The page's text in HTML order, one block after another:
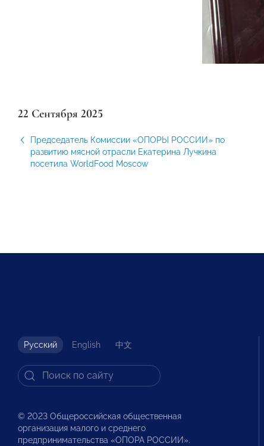
22 Сентября 2025
Председатель Комиссии «ОПОРЫ РОССИИ» по
развитию мясной отрасли Екатерина Лучкина
посетила WorldFood Moscow
Русский English 中文
© 2023 Общероссийская общественная
организация малого и среднего
предпринимательства «ОПОРА РОССИИ».